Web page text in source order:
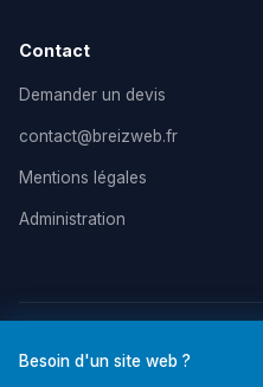
Besoin d'un site web ?
Contact
Demander un devis
contact@breizweb.fr
Mentions légales
Administration
© 2026 BreizWeb —
France. Tous droits